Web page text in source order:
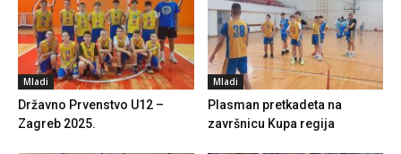
Mladi
Državno Prvenstvo U12 –
Zagreb 2025.
Mladi
Plasman pretkadeta na
završnicu Kupa regija